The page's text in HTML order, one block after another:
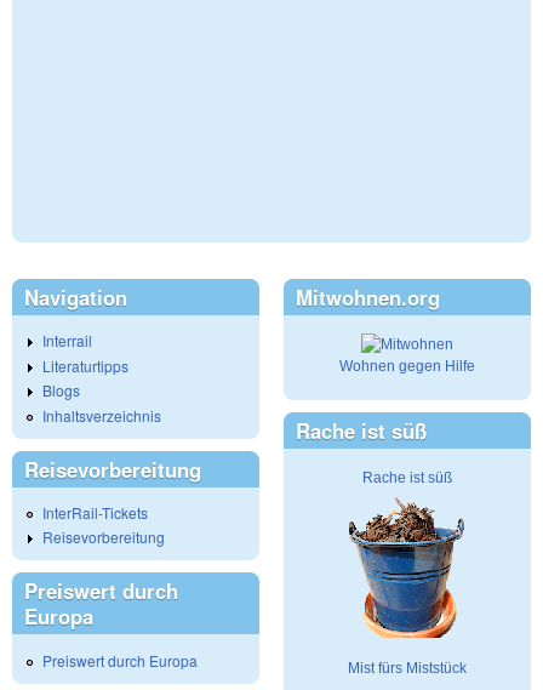
Navigation
Interrail
Literaturtipps
Blogs
Inhaltsverzeichnis
Reisevorbereitung
InterRail-Tickets
Reisevorbereitung
Preiswert durch
Europa
Preiswert durch Europa
Mitwohnen.org
Wohnen gegen Hilfe
Rache ist süß
Rache ist süß
Mist fürs Miststück